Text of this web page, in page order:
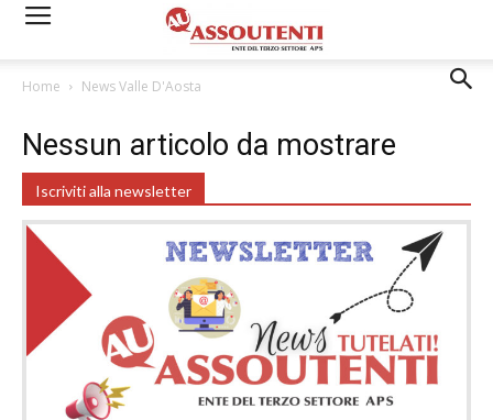
Home News Valle D'Aosta
Nessun articolo da mostrare
Iscriviti alla newsletter